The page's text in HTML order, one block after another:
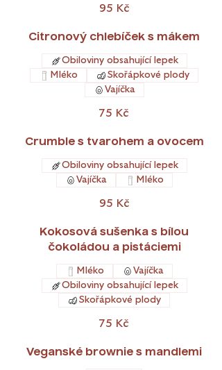
95 Kč
Citronový chlebíček s mákem
75 Kč
Obiloviny obsahující lepek
Mléko
Skořápkové plody
Vajíčka
Crumble s tvarohem a ovocem
95 Kč
Obiloviny obsahující lepek
Vajíčka
Mléko
Kokosová sušenka s bílou
čokoládou a pistáciemi
75 Kč
Mléko
Vajíčka
Obiloviny obsahující lepek
Skořápkové plody
Veganské brownie s mandlemi